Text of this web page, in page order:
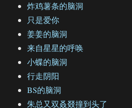
炸鸡薯条的脑洞
只是爱你
姜姜的脑洞
来自星星的呼唤
小蝶的脑洞
行走阴阳
BS的脑洞
朱总又双叒叕撞到头了